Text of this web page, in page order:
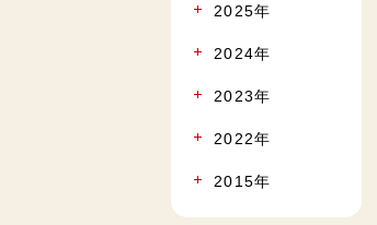
2025年
2024年
2023年
2022年
2015年